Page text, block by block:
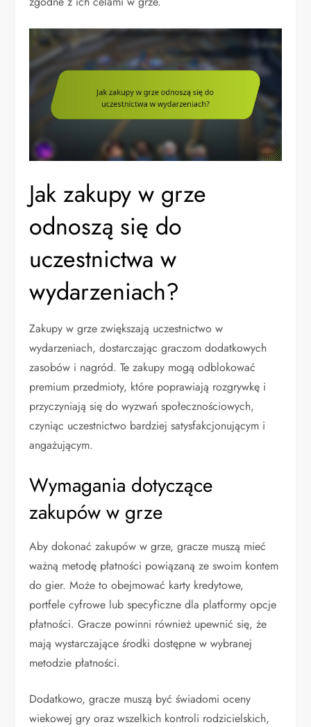
Jak zakupy w grze
odnoszą się do
uczestnictwa w
wydarzeniach?
Zakupy w grze zwiększają uczestnictwo w
wydarzeniach, dostarczając graczom dodatkowych
zasobów i nagród. Te zakupy mogą odblokować
premium przedmioty, które poprawiają rozgrywkę i
przyczyniają się do wyzwań społecznościowych,
czyniąc uczestnictwo bardziej satysfakcjonującym i
angażującym.
Wymagania dotyczące
zakupów w grze
Aby dokonać zakupów w grze, gracze muszą mieć
ważną metodę płatności powiązaną ze swoim kontem
do gier. Może to obejmować karty kredytowe,
portfele cyfrowe lub specyficzne dla platformy opcje
płatności. Gracze powinni również upewnić się, że
mają wystarczające środki dostępne w wybranej
metodzie płatności.
Dodatkowo, gracze muszą być świadomi oceny
wiekowej gry oraz wszelkich kontroli rodzicielskich,